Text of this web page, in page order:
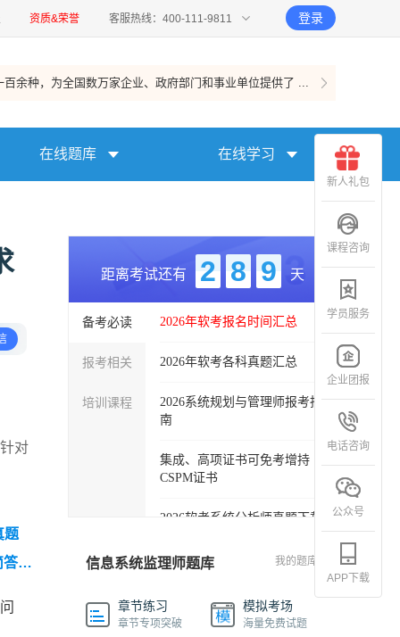
资质&荣誉 客服热线：400-111-9811 登录
百余种，为全国数万家企业、政府部门和事业单位提供了 ...
在线题库 在线学习
对
题
题
距离考试还有 2 8 9 天
备考必读
报考相关
培训课程
2026年软考报名时间汇总
2026年软考各科真题汇总
2026系统规划与管理师报考指
南
集成、高项证书可免考增持
CSPM证书
2026软考系统分析师真题下载
软考各科目自学必备学习包
2027年信息系统项目管理师精
品班
信息系统监理师题库 我的题库
章节练习
章节专项突破
模拟考场
海量免费试题
新人礼包
课程咨询
学员服务
企业团报
电话咨询
公众号
APP下载